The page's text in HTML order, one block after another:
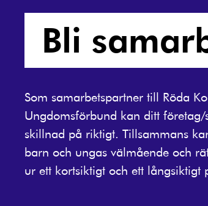
Bli
Som samarbetspartner till Röda
Ungdomsförbund kan ditt företag/
skillnad på riktigt. Tillsammans
barn och ungas välmående och
ur ett kortsiktigt och ett långsiktigt